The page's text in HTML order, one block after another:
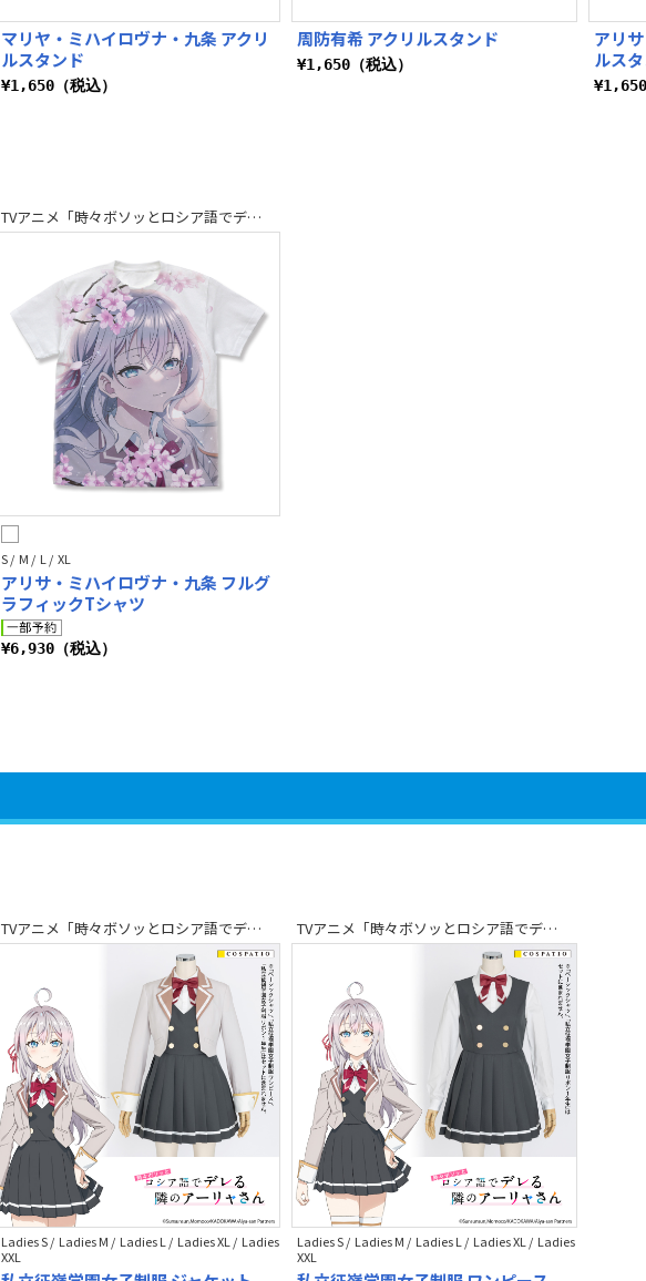
マリヤ・ミハイロヴナ・九条 アクリ
ルスタンド
¥1,650（税込）
周防有希 アクリルスタンド
¥1,650（税込）
アリ
ルス
¥1,650
TVアニメ「時々ボソッとロシア語でデレる隣のアーリャさん」
S / M / L / XL
アリサ・ミハイロヴナ・九条 フルグ
ラフィックTシャツ
¥6,930（税込）
TVアニメ「時々ボソッとロシア語でデレる隣のアーリャさん」
Ladies S / Ladies M / Ladies L / Ladies XL / Ladies
XXL
TVアニメ「時々ボソッとロシア語でデレる隣のアーリャさん」
Ladies S / Ladies M / Ladies L / Ladies XL / Ladies
XXL